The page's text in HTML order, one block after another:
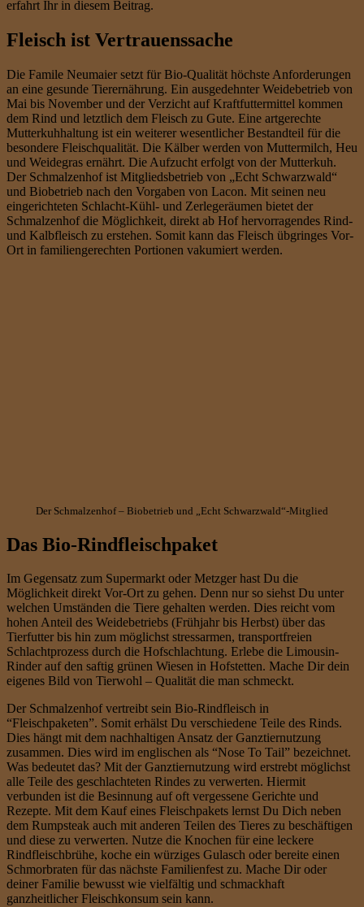
erfahrt Ihr in diesem Beitrag.
Fleisch ist Vertrauenssache
Die Famile Neumaier setzt für Bio-Qualität höchste Anforderungen
an eine gesunde Tierernährung. Ein ausgedehnter Weidebetrieb von
Mai bis November und der Verzicht auf Kraftfuttermittel kommen
dem Rind und letztlich dem Fleisch zu Gute. Eine artgerechte
Mutterkuhhaltung ist ein weiterer wesentlicher Bestandteil für die
besondere Fleischqualität. Die Kälber werden von Muttermilch, Heu
und Weidegras ernährt. Die Aufzucht erfolgt von der Mutterkuh.
Der Schmalzenhof ist Mitgliedsbetrieb von „Echt Schwarzwald“
und Biobetrieb nach den Vorgaben von Lacon. Mit seinen neu
eingerichteten Schlacht-Kühl- und Zerlegeräumen bietet der
Schmalzenhof die Möglichkeit, direkt ab Hof hervorragendes Rind-
und Kalbfleisch zu erstehen. Somit kann das Fleisch übgringes Vor-
Ort in familiengerechten Portionen vakumiert werden.
Der Schmalzenhof – Biobetrieb und „Echt Schwarzwald“-Mitglied
Das Bio-Rindfleischpaket
Im Gegensatz zum Supermarkt oder Metzger hast Du die
Möglichkeit direkt Vor-Ort zu gehen. Denn nur so siehst Du unter
welchen Umständen die Tiere gehalten werden. Dies reicht vom
hohen Anteil des Weidebetriebs (Frühjahr bis Herbst) über das
Tierfutter bis hin zum möglichst stressarmen, transportfreien
Schlachtprozess durch die Hofschlachtung. Erlebe die Limousin-
Rinder auf den saftig grünen Wiesen in Hofstetten. Mache Dir dein
eigenes Bild von Tierwohl – Qualität die man schmeckt.
Der Schmalzenhof vertreibt sein Bio-Rindfleisch in
“Fleischpaketen”. Somit erhälst Du verschiedene Teile des Rinds.
Dies hängt mit dem nachhaltigen Ansatz der Ganztiernutzung
zusammen. Dies wird im englischen als “Nose To Tail” bezeichnet.
Was bedeutet das? Mit der Ganztiernutzung wird erstrebt möglichst
alle Teile des geschlachteten Rindes zu verwerten. Hiermit
verbunden ist die Besinnung auf oft vergessene Gerichte und
Rezepte. Mit dem Kauf eines Fleischpakets lernst Du Dich neben
dem Rumpsteak auch mit anderen Teilen des Tieres zu beschäftigen
und diese zu verwerten. Nutze die Knochen für eine leckere
Rindfleischbrühe, koche ein würziges Gulasch oder bereite einen
Schmorbraten für das nächste Familienfest zu. Mache Dir oder
deiner Familie bewusst wie vielfältig und schmackhaft
ganzheitlicher Fleischkonsum sein kann.